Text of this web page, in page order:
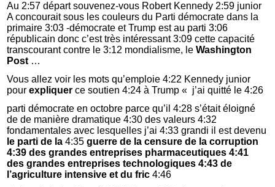
Au 2:57 départ souvenez-vous Robert Kennedy 2:59 junior
A concourait sous les couleurs du Parti démocrate dans la
primaire 3:03 -démocrate et Trump est au parti 3:06
républicain donc c’est très intéressant 3:09 cette capacité
transcourant contre le 3:12 mondialisme, leWashington
Post …
Vous allez voir les mots qu’emploie 4:22 Kennedy junior
pourexpliquer ce soutien 4:24 à Trump « j’ai quitté le 4:26
parti démocrate en octobre parce qu’il 4:28 s’était éloigné
de de manière dramatique 4:30 des valeurs 4:32
fondamentales avec lesquelles j’ai 4:33 grandi il est devenu
le parti de la 4:35guerre de la censure de la corruption
4:39 des grandes entreprises pharmaceutiques 4:41
des grandes entreprises technologiques 4:43 de
l’agriculture intensive et du fric4:46